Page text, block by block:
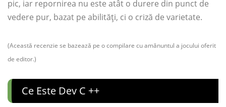
pic, iar repornirea nu este atât o durere din punct de
vedere pur, bazat pe abilități, ci o criză de varietate.
(Această recenzie se bazează pe o compilare cu amănuntul a jocului oferit
de editor.)
Ce Este Dev C ++